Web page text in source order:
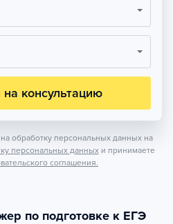
на консультацию
обработку персональных данных на
персональных данных и принимаете
соглашения.
по подготовке к ЕГЭ